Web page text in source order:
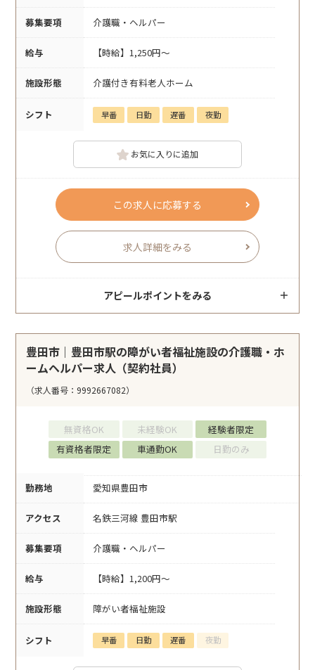
募集要項 介護職・ヘルパー
給与 【時給】1,250円～
施設形態 介護付き有料老人ホーム
シフト 早番 日勤 遅番 夜勤
お気に入りに追加
この求人に応募する
求人詳細をみる
アピールポイントをみる
豊田市｜豊田市駅の障がい者福祉施設の介護職・ホ
ームヘルパー求人（契約社員）
（求人番号：9992667082）
無資格OK 未経験OK
経験者限定
有資格者限定
車通勤OK 日勤のみ
勤務地 愛知県豊田市
アクセス 名鉄三河線 豊田市駅
募集要項 介護職・ヘルパー
給与 【時給】1,200円～
施設形態 障がい者福祉施設
シフト 早番 日勤 遅番 夜勤